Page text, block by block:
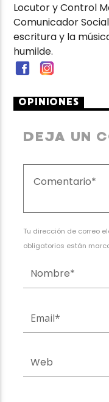
Locutor y Control
Comunicador
escritura y la
humilde.
OPINIONES
DEJA UN
Tu dirección de correo
obligatorios están